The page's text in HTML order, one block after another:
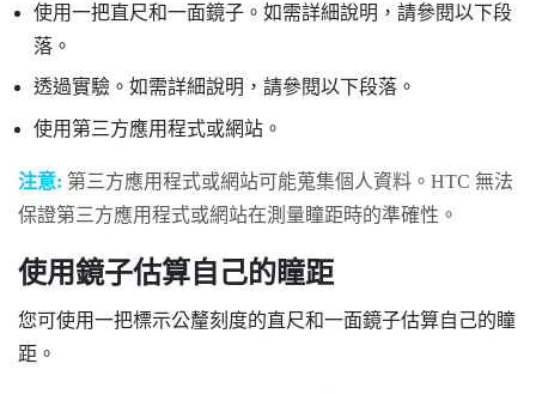
使用一把直尺和一面鏡子。如需詳細說明，請參閱以下段
落。
透過實驗。如需詳細說明，請參閱以下段落。
使用第三方應用程式或網站。
注意: 第三方應用程式或網站可能蒐集個人資料。HTC 無法
保證第三方應用程式或網站在測量瞳距時的準確性。
使用鏡子估算自己的瞳距
您可使用一把標示公釐刻度的直尺和一面鏡子估算自己的瞳
距。